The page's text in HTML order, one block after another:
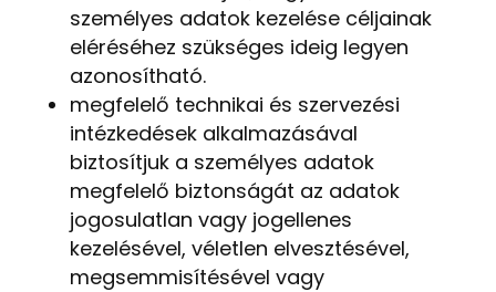
személyes adatok kezelése céljainak
eléréséhez szükséges ideig legyen
azonosítható.
megfelelő technikai és szervezési
intézkedések alkalmazásával
biztosítjuk a személyes adatok
megfelelő biztonságát az adatok
jogosulatlan vagy jogellenes
kezelésével, véletlen elvesztésével,
megsemmisítésével vagy